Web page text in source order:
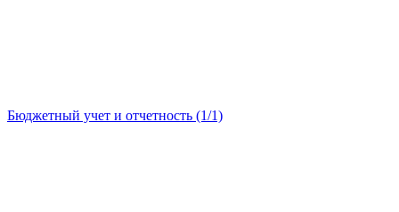
Бюджетный учет и отчетность (1/1)